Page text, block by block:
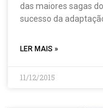
das maiores sagas
sucesso da
LER MAIS »
11/12/2015